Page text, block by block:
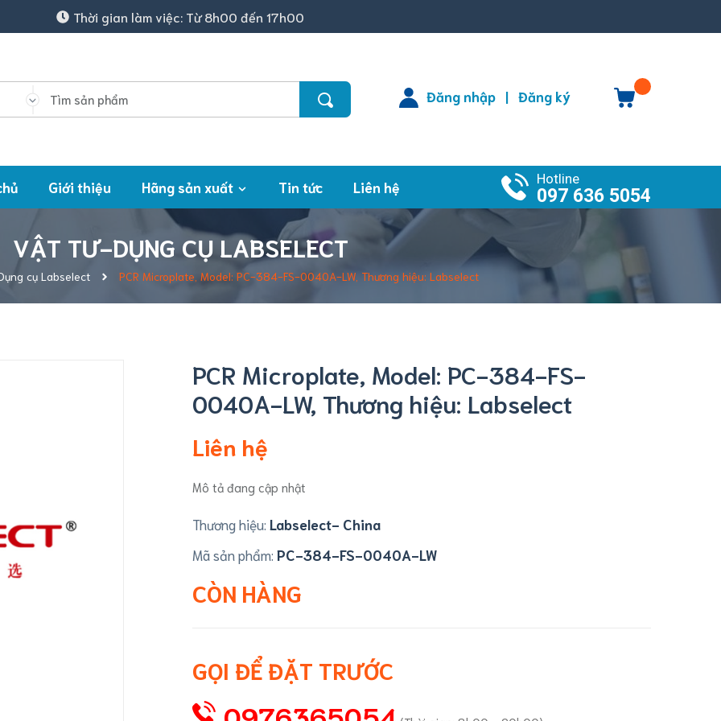
Thời gian làm việc: Từ 8h00 đến 17h00
Đăng nhập | Đăng ký
Giới thiệu Hãng sản xuất Tin tức Liên hệ Hotline
097 636 5054
VẬT TƯ-DỤNG CỤ LABSELECT
cụ Labselect PCR Microplate, Model: PC-384-FS-0040A-LW, Thương hiệu: Labselect
PCR Microplate, Model: PC-384-FS-
0040A-LW, Thương hiệu: Labselect
Liên hệ
Mô tả đang cập nhật
Thương hiệu: Labselect- China
Mã sản phẩm: PC-384-FS-0040A-LW
CÒN HÀNG
GỌI ĐỂ ĐẶT TRƯỚC